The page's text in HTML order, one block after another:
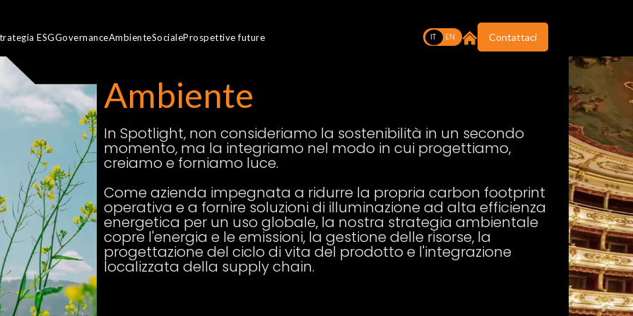
ESGGovernanceAmbienteSocialeProspettive future IT EN Contattaci
Ambiente
In Spotlight, non consideriamo la sostenibilità in un secondo
momento, ma la integriamo nel modo in cui progettiamo,
creiamo e forniamo luce.
Come azienda impegnata a ridurre la propria carbon footprint
operativa e a fornire soluzioni di illuminazione ad alta efficienza
energetica per un uso globale, la nostra strategia ambientale
copre l'energia e le emissioni, la gestione delle risorse, la
progettazione del ciclo di vita del prodotto e l'integrazione
localizzata della supply chain.